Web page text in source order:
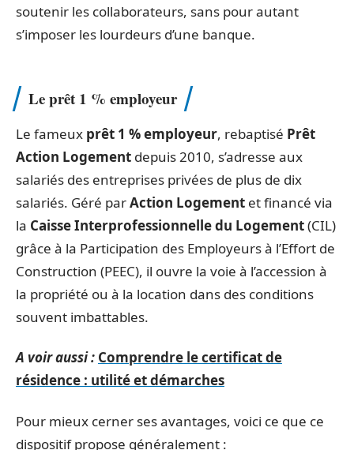
soutenir les collaborateurs, sans pour autant
s’imposer les lourdeurs d’une banque.
Le prêt 1 % employeur
Le fameux prêt 1 % employeur, rebaptisé Prêt
Action Logement depuis 2010, s’adresse aux
salariés des entreprises privées de plus de dix
salariés. Géré parAction Logement et financé via
la Caisse Interprofessionnelle du Logement(CIL)
grâce à la Participation des Employeurs à l’Effort de
Construction (PEEC), il ouvre la voie à l’accession à
la propriété ou à la location dans des conditions
souvent imbattables.
A voir aussi : Comprendre le certificat de
résidence : utilité et démarches
Pour mieux cerner ses avantages, voici ce que ce
dispositif propose généralement :